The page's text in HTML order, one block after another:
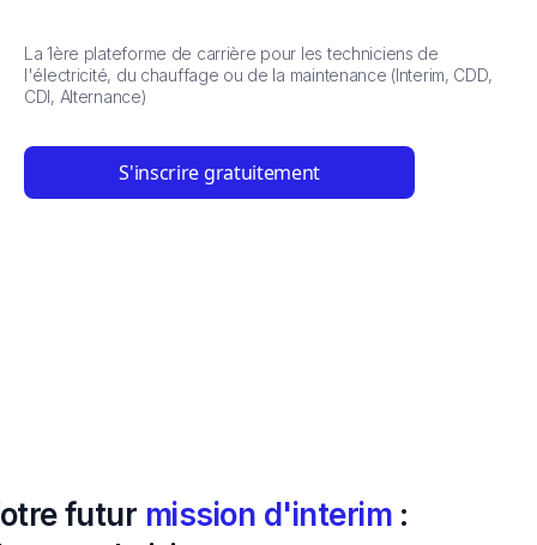
La 1ère plateforme de carrière pour les techniciens de
l'électricité, du chauffage ou de la maintenance (Interim, CDD,
CDI, Alternance)
S'inscrire gratuitement
futur mission d'interim :